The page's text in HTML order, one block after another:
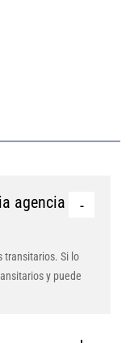
agencia
transitarios. Si lo
y puede